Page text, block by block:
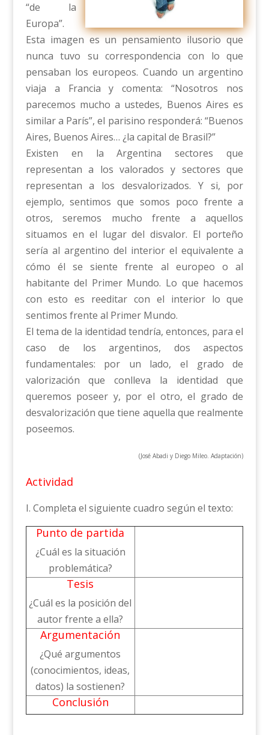
“de la
Europa”.
Esta imagen es un pensamiento ilusorio que
nunca tuvo su correspondencia con lo que
pensaban los europeos. Cuando un argentino
viaja a Francia y comenta: “Nosotros nos
parecemos mucho a ustedes, Buenos Aires es
similar a París”, el parisino responderá: “Buenos
Aires, Buenos Aires… ¿la capital de Brasil?”
Existen en la Argentina sectores que
representan a los valorados y sectores que
representan a los desvalorizados. Y si, por
ejemplo, sentimos que somos poco frente a
otros, seremos mucho frente a aquellos
situamos en el lugar del disvalor. El porteño
sería al argentino del interior el equivalente a
cómo él se siente frente al europeo o al
habitante del Primer Mundo. Lo que hacemos
con esto es reeditar con el interior lo que
sentimos frente al Primer Mundo.
El tema de la identidad tendría, entonces, para el
caso de los argentinos, dos aspectos
fundamentales: por un lado, el grado de
valorización que conlleva la identidad que
queremos poseer y, por el otro, el grado de
desvalorización que tiene aquella que realmente
poseemos.
(José Abadi y Diego Mileo. Adaptación)
Actividad
I. Completa el siguiente cuadro según el texto:
Punto de partida
¿Cuál es la situación
problemática?
Tesis
¿Cuál es la posición del
autor frente a ella?
Argumentación
¿Qué argumentos
(conocimientos, ideas,
datos) la sostienen?
Conclusión